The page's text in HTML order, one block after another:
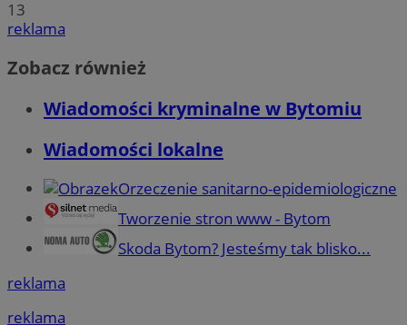
13
reklama
Zobacz również
Wiadomości kryminalne w Bytomiu
Wiadomości lokalne
Orzeczenie sanitarno-epidemiologiczne
Tworzenie stron www - Bytom
Skoda Bytom? Jesteśmy tak blisko...
reklama
reklama